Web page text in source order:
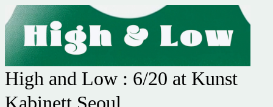
High and Low : 6/20 at Kunst